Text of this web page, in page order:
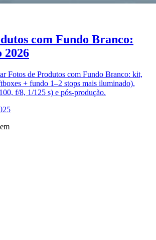
com Fundo Branco:
2026
Fotos de Produtos com Fundo Branco: kit,
+ fundo 1–2 stops mais iluminado),
f/8, 1/125 s) e pós‑produção.